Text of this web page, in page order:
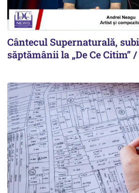
Cântecul Supernaturală,
săptămânii la „De Ce Citim”